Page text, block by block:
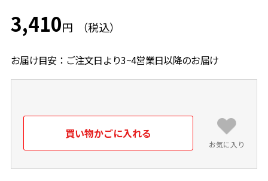
3,410円
お届け目安：ご注文日より3~4営業日以降のお届け
お気に入り